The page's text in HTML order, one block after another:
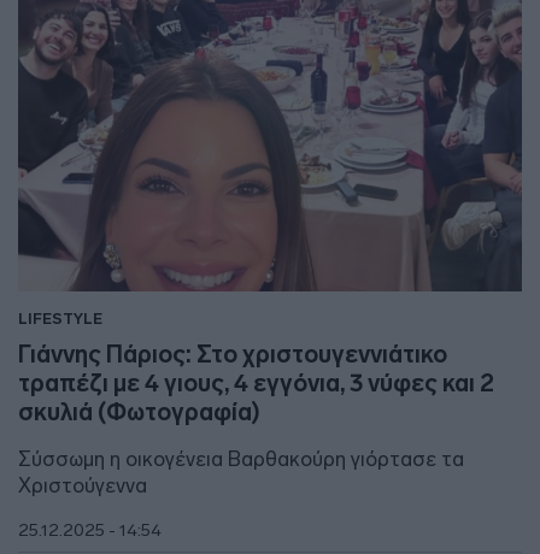
LIFESTYLE
Γιάννης Πάριος: Στο χριστουγεννιάτικο
τραπέζι με 4 γιους, 4 εγγόνια, 3 νύφες και 2
σκυλιά (Φωτογραφία)
Σύσσωμη η οικογένεια Βαρθακούρη γιόρτασε τα
Χριστούγεννα
25.12.2025 - 14:54